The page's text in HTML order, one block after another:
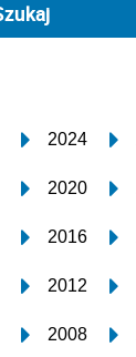
2024
2020
2016
2012
2008